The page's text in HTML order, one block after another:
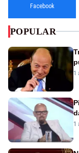
Facebook
POPULAR
1
1